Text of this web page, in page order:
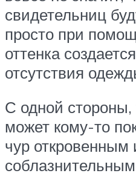
свидетельниц
просто при
оттенка
отсутствия
С одной стороны,
может кому-то
чур откровенным